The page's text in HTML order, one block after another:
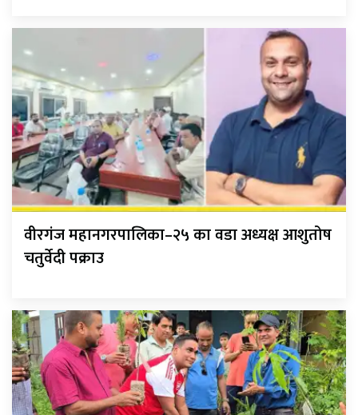
वीरगंज महानगरपालिका–२५ का वडा अध्यक्ष आशुतोष
चतुर्वेदी पक्राउ